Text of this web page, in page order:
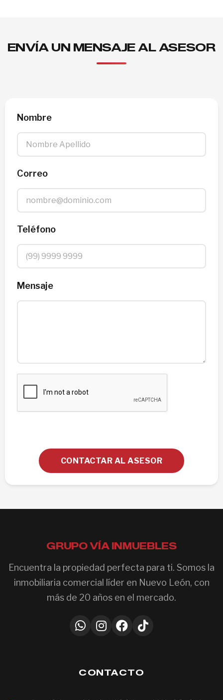
ENVÍA UN MENSAJE AL ASESOR
Nombre
Correo
Teléfono
Mensaje
CONTACTAR AL ASESOR
GRUPO VÍA INMUEBLES
Encuentra la propiedad perfecta para ti. Somos la
inmobiliaria comercial líder en Nuevo León, con
más de 20 años en el mercado.
CONTACTO